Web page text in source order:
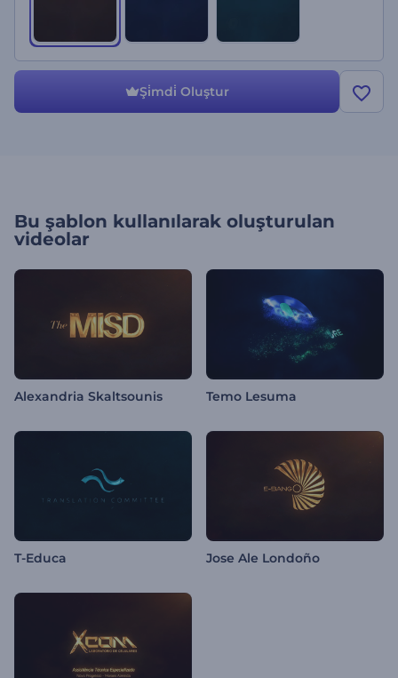
Şi̇mdi̇ Oluştur
Bu şablon kullanılarak oluşturulan
videolar
Alexandria Skaltsounis Temo Lesuma
T-Educa Jose Ale Londoño